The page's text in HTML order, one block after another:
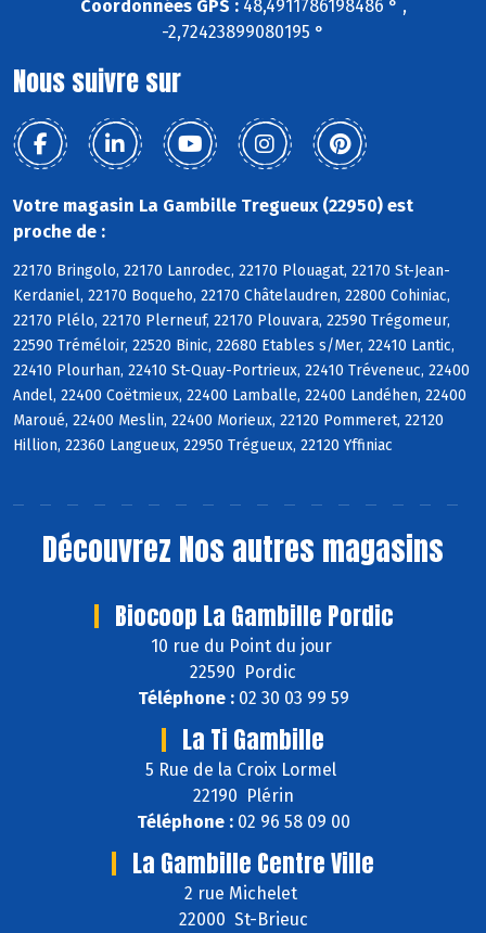
Coordonnées GPS :48,4911786198486 ° ,
-2,72423899080195 °
Nous suivre sur
Votre magasin La Gambille Tregueux (22950) est
proche de :
22170 Bringolo, 22170 Lanrodec, 22170 Plouagat, 22170 St-Jean-
Kerdaniel, 22170 Boqueho, 22170 Châtelaudren, 22800 Cohiniac,
22170 Plélo, 22170 Plerneuf, 22170 Plouvara, 22590 Trégomeur,
22590 Tréméloir, 22520 Binic, 22680 Etables s/Mer, 22410 Lantic,
22410 Plourhan, 22410 St-Quay-Portrieux, 22410 Tréveneuc, 22400
Andel, 22400 Coëtmieux, 22400 Lamballe, 22400 Landéhen, 22400
Maroué, 22400 Meslin, 22400 Morieux, 22120 Pommeret, 22120
Hillion, 22360 Langueux, 22950 Trégueux, 22120 Yffiniac
Découvrez Nos autres magasins
Biocoop La Gambille Pordic
10 rue du Point du jour
22590 Pordic
Téléphone :02 30 03 99 59
La Ti Gambille
5 Rue de la Croix Lormel
22190 Plérin
Téléphone :02 96 58 09 00
La Gambille Centre Ville
2 rue Michelet
22000 St-Brieuc